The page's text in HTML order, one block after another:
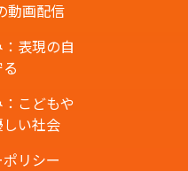
動画配信
表現の自
こどもや
い社会
リシー